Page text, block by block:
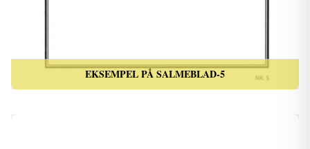
EKSEMPEL PÅ SALMEBLAD-5